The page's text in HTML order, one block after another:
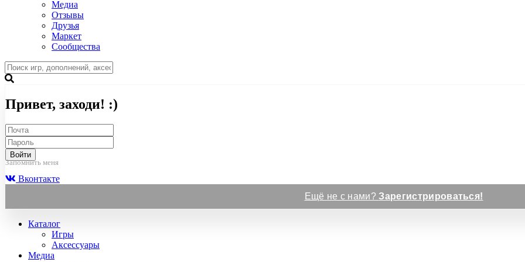
Медиа
Отзывы
Друзья
Маркет
Сообщества
Привет, заходи! :)
Войти
Запомнить меня
Вконтакте
Ещё не с нами?Зарегистрироваться!
Каталог
Игры
Аксессуары
Медиа